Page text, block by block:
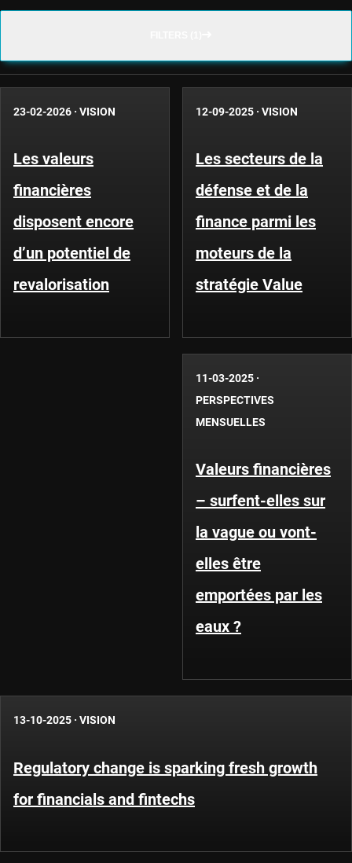
23-02-2026 · VISION
Les valeurs
financières
disposent encore
d’un potentiel de
revalorisation
12-09-2025 · VISION
Les secteurs de la
défense et de la
finance parmi les
moteurs de la
stratégie Value
11-03-2025 ·
PERSPECTIVES
MENSUELLES
Valeurs financières
– surfent-elles sur
la vague ou vont-
elles être
emportées par les
eaux ?
13-10-2025 · VISION
Regulatory change is sparking fresh growth
for financials and fintechs